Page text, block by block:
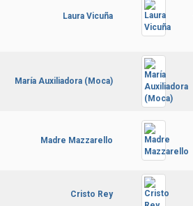
Laura Vicuña
María Auxiliadora (Moca)
Madre Mazzarello
Cristo Rey